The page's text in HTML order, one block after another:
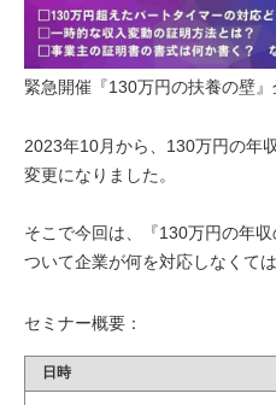
緊急開催『130万円の扶養の壁
2023年10月から、130万円の年
変更になりました。
そこで今回は、『130万円の年
ついて企業が何を対応しなくて
セミナー概要：
日時